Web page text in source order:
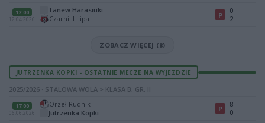
12:00
12.04.2026
Tanew Harasiuki
Czarni II Lipa
P
0
2
ZOBACZ WIĘCEJ (8)
JUTRZENKA KOPKI - OSTATNIE MECZE NA WYJEZDZIE
2025/2026 · STALOWA WOLA > KLASA B, GR. II
17:00
06.06.2026
Orzeł Rudnik
Jutrzenka Kopki
P
8
0